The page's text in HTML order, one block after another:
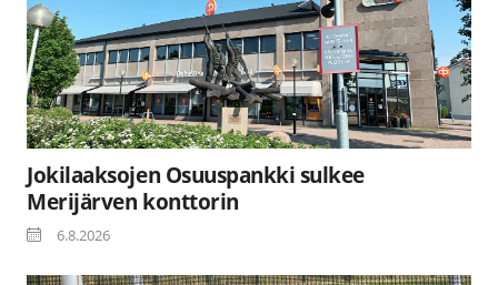
Jokilaaksojen Osuuspankki sulkee
Merijärven konttorin
6.8.2026